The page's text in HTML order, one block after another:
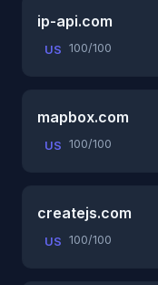
ip-api.com
US 100/100
mapbox.com
US 100/100
createjs.com
US 100/100